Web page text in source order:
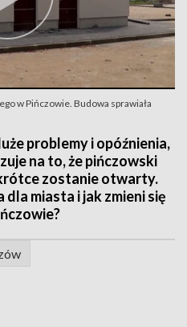
w Pińczowie. Budowa sprawiała
problemy i opóźnienia,
na to, że pińczowski
zostanie otwarty.
miasta i jak zmieni się